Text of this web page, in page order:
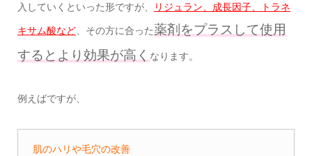
入していくといった形ですが、
リジュラン、成長因子、トラネ
キサム酸など、その方に合った薬剤をプラスして使用
するとより効果が高く なります。
例えばですが、
肌のハリや毛穴の改善